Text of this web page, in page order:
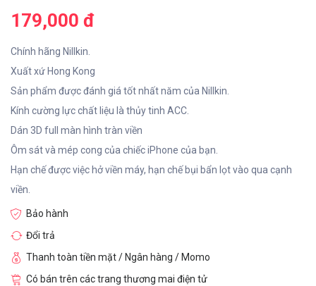
179,000 đ
Chính hãng Nillkin.
Xuất xứ Hong Kong
Sản phẩm được đánh giá tốt nhất năm của Nillkin.
Kính cường lực chất liệu là thủy tinh ACC.
Dán 3D full màn hình tràn viền
Ôm sát và mép cong của chiếc iPhone của bạn.
Hạn chế được việc hở viền máy, hạn chế bụi bẩn lọt vào qua cạnh
viền.
Bảo hành
Đổi trả
Thanh toàn tiền mặt / Ngân hàng / Momo
Có bán trên các trang thương mai điện tử